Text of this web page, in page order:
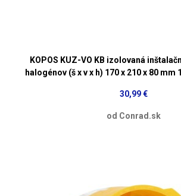
KOPOS KUZ-VO KB izolovaná
halogénov (š x v x h) 170 x 210 x 80 mm
30,99 €
od Conrad.sk